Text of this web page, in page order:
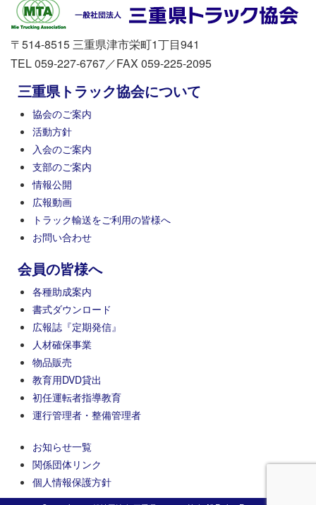
〒514-8515 三重県津市栄町1丁目941
TEL 059-227-6767／FAX 059-225-2095
三重県トラック協会について
協会のご案内
活動方針
入会のご案内
支部のご案内
情報公開
広報動画
トラック輸送をご利用の皆様へ
お問い合わせ
会員の皆様へ
各種助成案内
書式ダウンロード
広報誌『定期発信』
人材確保事業
物品販売
教育用DVD貸出
初任運転者指導教育
運行管理者・整備管理者
お知らせ一覧
関係団体リンク
個人情報保護方針